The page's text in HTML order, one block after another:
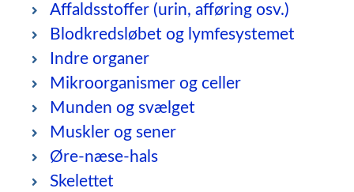
Affaldsstoffer (urin, afføring osv.)
Blodkredsløbet og lymfesystemet
Indre organer
Mikroorganismer og celler
Munden og svælget
Muskler og sener
Øre-næse-hals
Skelettet